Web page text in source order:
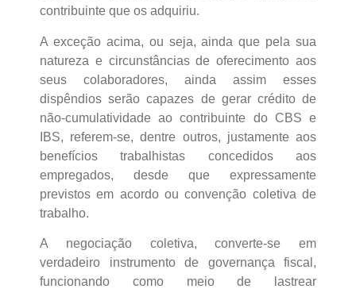
contribuinte que os adquiriu.
A exceção acima, ou seja, ainda que pela sua
natureza e circunstâncias de oferecimento aos
seus colaboradores, ainda assim esses
dispêndios serão capazes de gerar crédito de
não-cumulatividade ao contribuinte do CBS e
IBS, referem-se, dentre outros, justamente aos
benefícios trabalhistas concedidos aos
empregados, desde que expressamente
previstos em acordo ou convenção coletiva de
trabalho.
A negociação coletiva, converte-se em
verdadeiro instrumento de governança fiscal,
funcionando como meio de lastrear